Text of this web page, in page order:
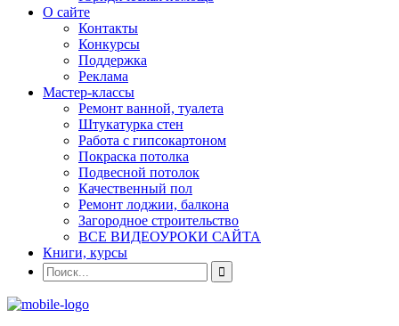
О сайте
Контакты
Конкурсы
Поддержка
Реклама
Мастер-классы
Ремонт ванной, туалета
Штукатурка стен
Работа с гипсокартоном
Покраска потолка
Подвесной потолок
Качественный пол
Ремонт лоджии, балкона
Загородное строительство
ВСЕ ВИДЕОУРОКИ САЙТА
Книги, курсы